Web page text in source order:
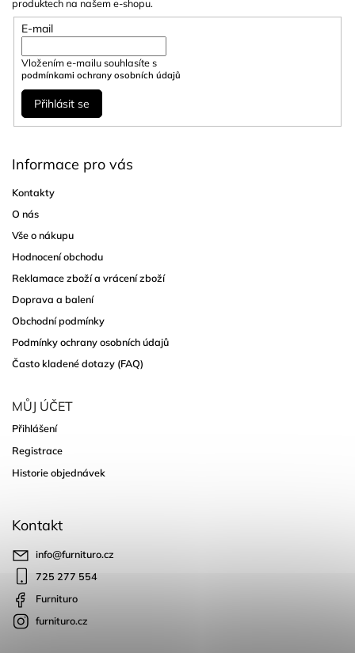
produktech na našem e-shopu.
E-mail
Vložením e-mailu souhlasíte s
podmínkami ochrany osobních údajů
Přihlásit se
Informace pro vás
Kontakty
O nás
Vše o nákupu
Hodnocení obchodu
Reklamace zboží a vrácení zboží
Doprava a balení
Obchodní podmínky
Podmínky ochrany osobních údajů
Často kladené dotazy (FAQ)
MŮJ ÚČET
Přihlášení
Registrace
Historie objednávek
Kontakt
info@furnituro.cz
725 277 554
Furnituro
furnituro.cz